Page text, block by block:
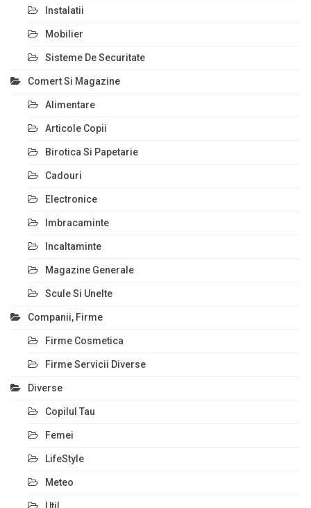
Instalatii
Mobilier
Sisteme De Securitate
Comert Si Magazine
Alimentare
Articole Copii
Birotica Si Papetarie
Cadouri
Electronice
Imbracaminte
Incaltaminte
Magazine Generale
Scule Si Unelte
Companii, Firme
Firme Cosmetica
Firme Servicii Diverse
Diverse
Copilul Tau
Femei
LifeStyle
Meteo